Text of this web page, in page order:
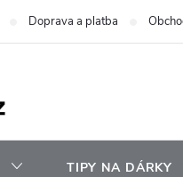
Doprava a platba
TIPY NA DÁRKY